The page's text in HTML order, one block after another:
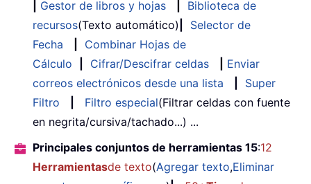
Gestor de libros y hojas
Biblioteca de
recursos(Texto automático)
Selector de
Fecha
Combinar Hojas de
Cálculo
Cifrar/Descifrar celdas
Enviar
correos electrónicos desde una lista
Super
Filtro
Filtro especial(Filtrar celdas con fuente
en negrita/cursiva/tachado...) ...
Principales conjuntos de herramientas 15:12
Herramientasde texto(Agregar texto,Eliminar